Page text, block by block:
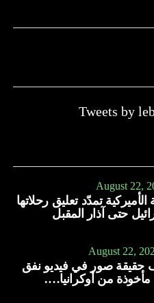
Tweets by
August 22,
تمدّد تعليق رحلاتها
حتى آذار المقبل
August 22,
حقيقة صور في فيديو نفق